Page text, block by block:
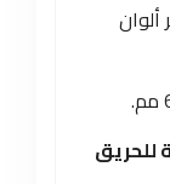
للحريق